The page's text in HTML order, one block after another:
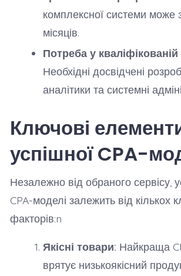
комплексної системи може
місяців.
Потреба у кваліфікованій
Необхідні досвідчені
аналітики та системні
Ключові
успішної CPA-
Незалежно від обраного сервісу,
CPA-моделі залежить від кількох
факторів:n
Якісні товари: Найкраща
врятує низькоякісний